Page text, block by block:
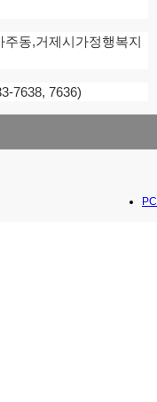
동,거제시가정행복지
7638, 7636)
PC